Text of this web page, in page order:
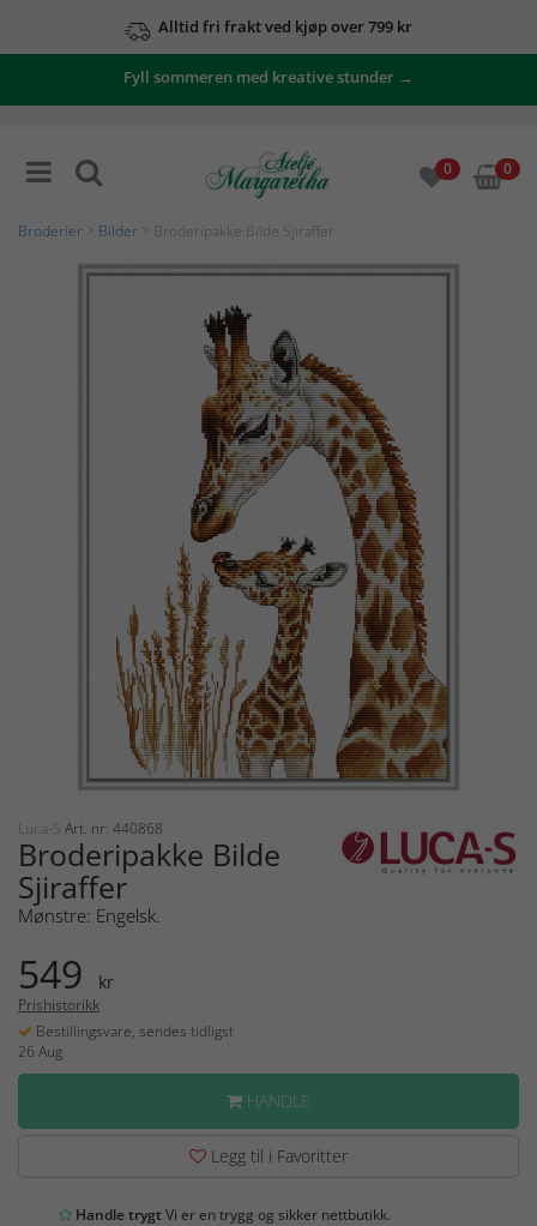
Alltid fri frakt ved kjøp over 799 kr
Fyll sommeren med kreative stunder →
0 0
Broderier Bilder > Broderipakke Bilde Sjiraffer
Luca-S Art. nr: 440868
Broderipakke Bilde
Sjiraffer
Mønstre: Engelsk.
549 kr
Prishistorikk
Bestillingsvare, sendes tidligst
26 Aug
HANDLE
Legg til i Favoritter
Handle trygtVi er en trygg og sikker nettbutikk.